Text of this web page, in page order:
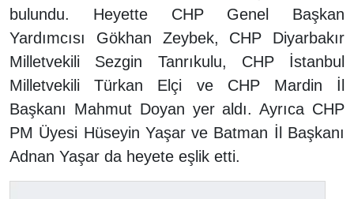
bulundu. Heyette CHP Genel Başkan
Yardımcısı Gökhan Zeybek, CHP Diyarbakır
Milletvekili Sezgin Tanrıkulu, CHP İstanbul
Milletvekili Türkan Elçi ve CHP Mardin İl
Başkanı Mahmut Doyan yer aldı. Ayrıca CHP
PM Üyesi Hüseyin Yaşar ve Batman İl Başkanı
Adnan Yaşar da heyete eşlik etti.